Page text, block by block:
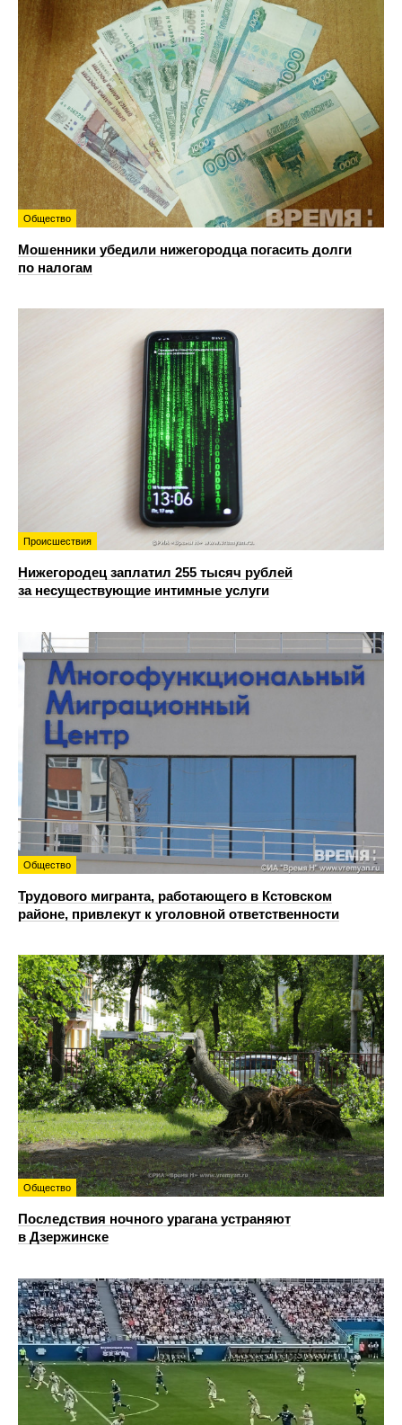
Общество
Мошенники убедили нижегородца погасить долги
по налогам
Происшествия
Нижегородец заплатил 255 тысяч рублей
за несуществующие интимные услуги
Общество
Трудового мигранта, работающего в Кстовском
районе, привлекут к уголовной ответственности
Общество
Последствия ночного урагана устраняют
в Дзержинске